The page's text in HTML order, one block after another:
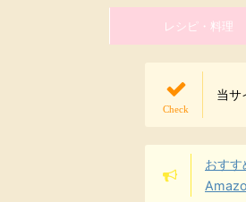
レシピ・料理
当サ
おすす